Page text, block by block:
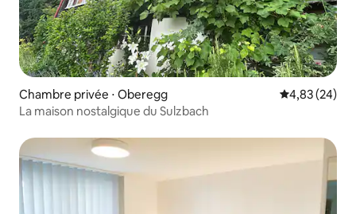
Chambre privée ⋅ Oberegg Évaluation
4,83 (24)
La maison nostalgique du Sulzbach